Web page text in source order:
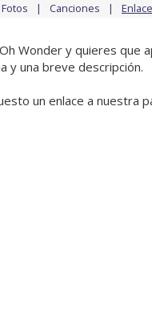
Fotos Canciones
Wonder y quieres que
y una breve descripción.
un enlace a nuestra